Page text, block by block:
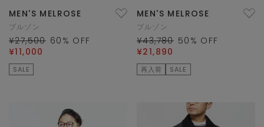
MEN'S MELROSE
ブルゾン
¥27,500 60 % OFF
¥11,000
SALE
MEN'S MELROSE
ブルゾン
¥43,780 50 % OFF
¥21,890
再入荷 SALE